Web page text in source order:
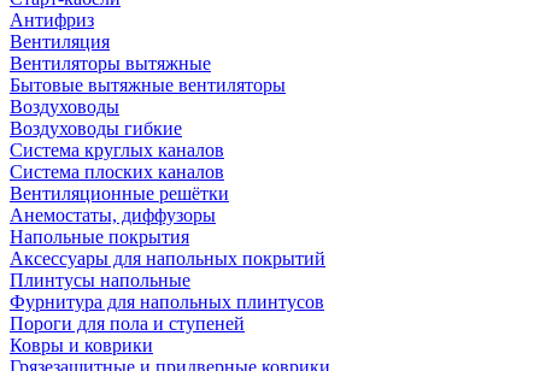
Антифриз
Вентиляция
Вентиляторы вытяжные
Бытовые вытяжные вентиляторы
Воздуховоды
Воздуховоды гибкие
Система круглых каналов
Система плоских каналов
Вентиляционные решётки
Анемостаты, диффузоры
Напольные покрытия
Аксессуары для напольных покрытий
Плинтусы напольные
Фурнитура для напольных плинтусов
Пороги для пола и ступеней
Ковры и коврики
Грязезащитные и придверные коврики